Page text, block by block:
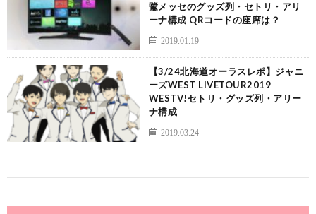
鷺メッセのグッズ列・セトリ・アリ
ーナ構成 QRコードの座席は？
2019.01.19
【3/24北海道オーラスレポ】ジャニ
ーズWEST LIVETOUR2019
WESTV!セトリ・グッズ列・アリー
ナ構成
2019.03.24